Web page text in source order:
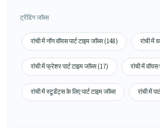
ट्रेंडिंग जॉब्स
रांची में नॉन वॉयस पार्ट टाइम जॉब्स (148) रांची में
रांची में फ्रेशर पार्ट टाइम जॉब्स (17) रांची में वॉयस
रांची में स्टूडेंट्स के लिए पार्ट टाइम जॉब्स रांची में